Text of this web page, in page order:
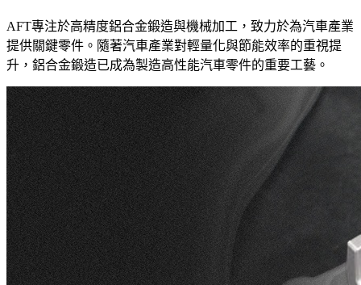
AFT專注於高精度鋁合金鍛造與機械加工，致力於為汽車產業
提供關鍵零件。隨著汽車產業對輕量化與節能效率的重視提
升，鋁合金鍛造已成為製造高性能汽車零件的重要工藝。